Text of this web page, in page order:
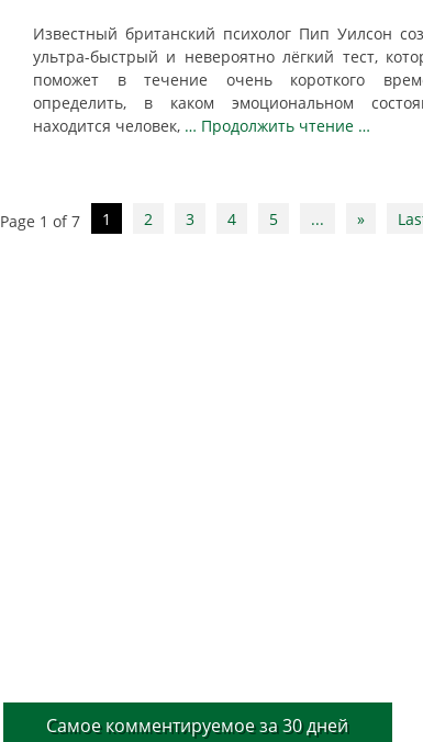
Известный британский психолог Пип Уилсон
ультра-быстрый и невероятно лёгкий тест,
поможет в течение очень короткого
определить, в каком эмоциональном
находится человек, … Продолжить чтение …
Page 1 of 7 1 2 3 4 5 ... »
Самое комментируемое за 30 дней